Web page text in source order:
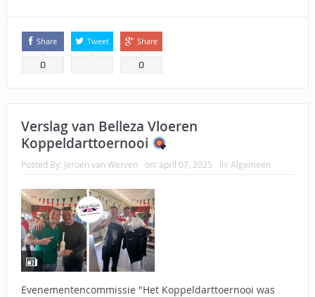
Share
0
Tweet Share
0
Verslag van Belleza Vloeren
Koppeldarttoernooi
Posted By: Jeroen van Werven on: april 07, 2025 In: Algemeen
Evenementencommissie "Het Koppeldarttoernooi was